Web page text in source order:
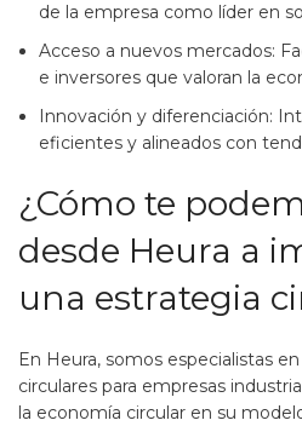
de la empresa como líder en
Acceso a nuevos mercados:
e inversores que valoran la
Innovación y diferenciación:
eficientes y alineados con
¿Cómo te
desde Heura a
una estrategia
En Heura, somos especialistas
circulares para empresas
la economía circular en su